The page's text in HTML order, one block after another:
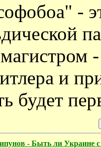
-
-
и
будет
- Быть ли Украине с